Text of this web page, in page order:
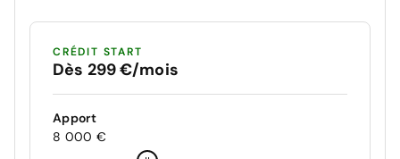
CRÉDIT START
Dès 299 €/mois
Apport
8 000 €